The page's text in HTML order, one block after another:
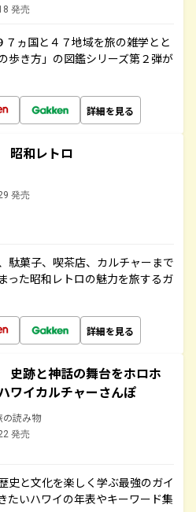
発売
ヵ国と４７地域を旅の雑学とと
歩き方」の図鑑シリーズ第２弾が
詳細を見る
昭和レトロ
発売
駄菓子、喫茶店、カルチャーまで
った昭和レトロの魅力を旅するガ
詳細を見る
史跡と神話の舞台をホロホ
ワイカルチャーさんぽ
の読み物
発売
史と文化を楽しく学ぶ最強のガイ
たいハワイの年表やキーワード集